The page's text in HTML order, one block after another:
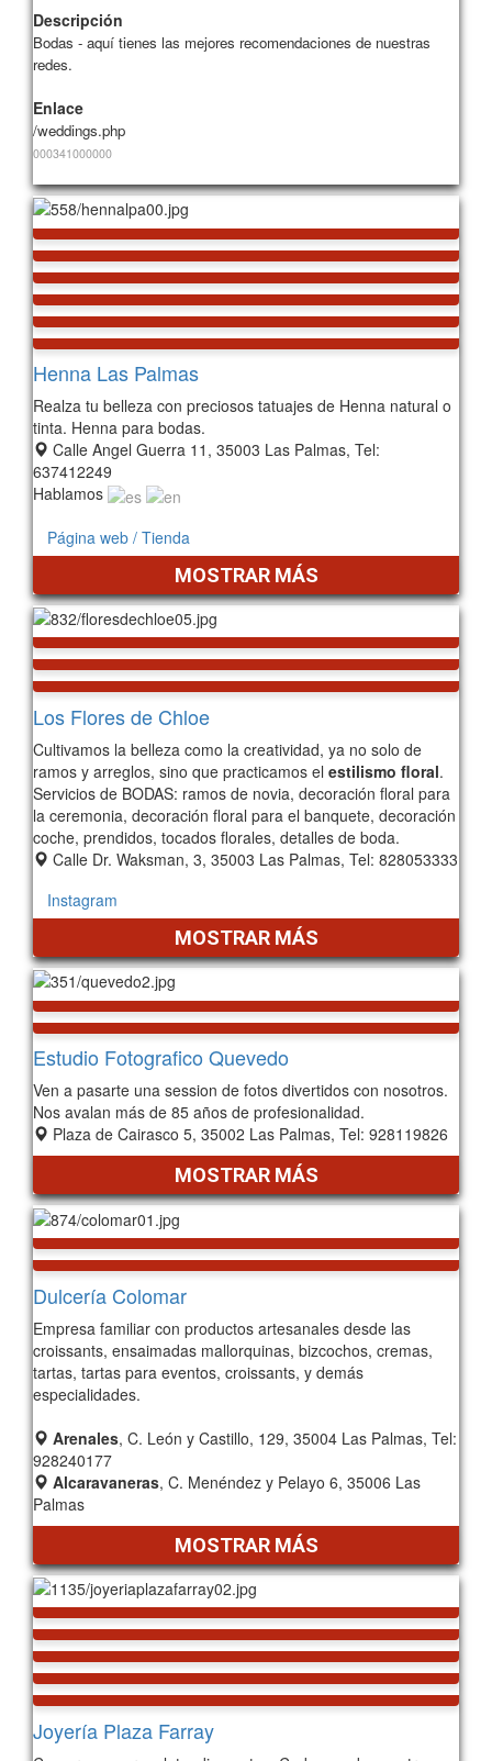
Descripción
Bodas - aquí tienes las mejores recomendaciones de nuestras
redes.
Enlace
/weddings.php
000341000000
Henna Las Palmas
Realza tu belleza con preciosos tatuajes de Henna natural o
tinta. Henna para bodas.
Calle Angel Guerra 11, 35003 Las Palmas, Tel:
637412249
Hablamos
Página web / Tienda
MOSTRAR MÁS
Los Flores de Chloe
Cultivamos la belleza como la creatividad, ya no solo de
ramos y arreglos, sino que practicamos el estilismo floral.
Servicios de BODAS: ramos de novia, decoración floral para
la ceremonia, decoración floral para el banquete, decoración
coche, prendidos, tocados florales, detalles de boda.
Calle Dr. Waksman, 3, 35003 Las Palmas, Tel: 828053333
Instagram
MOSTRAR MÁS
Estudio Fotografico Quevedo
Ven a pasarte una session de fotos divertidos con nosotros.
Nos avalan más de 85 años de profesionalidad.
Plaza de Cairasco 5, 35002 Las Palmas, Tel: 928119826
MOSTRAR MÁS
Dulcería Colomar
Empresa familiar con productos artesanales desde las
croissants, ensaimadas mallorquinas, bizcochos, cremas,
tartas, tartas para eventos, croissants, y demás
especialidades.
Arenales, C. León y Castillo, 129, 35004 Las Palmas, Tel:
928240177
Alcaravaneras, C. Menéndez y Pelayo 6, 35006 Las
Palmas
MOSTRAR MÁS
Joyería Plaza Farray